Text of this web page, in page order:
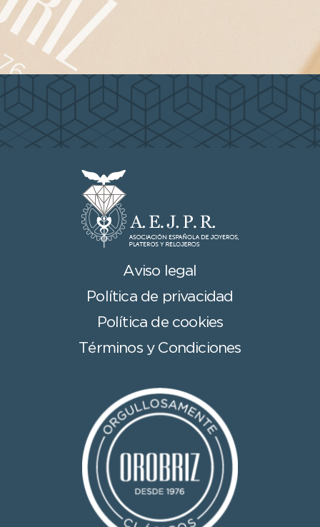
Aviso legal
Política de privacidad
Política de cookies
Términos y Condiciones